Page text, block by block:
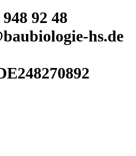
92 48
hs.de